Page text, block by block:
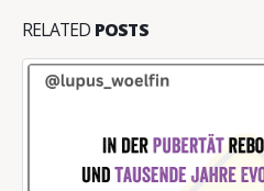
RELATED POSTS